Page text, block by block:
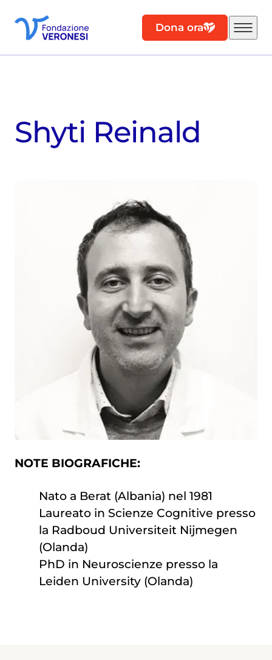
Dona ora
Shyti Reinald
NOTE BIOGRAFICHE:
Nato a Berat (Albania) nel 1981
Laureato in Scienze Cognitive presso
la Radboud Universiteit Nijmegen
(Olanda)
PhD in Neuroscienze presso la
Leiden University (Olanda)